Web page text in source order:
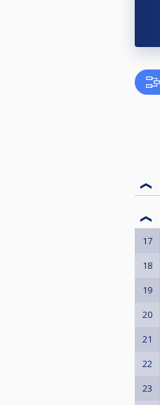
17
18
19
20
21
22
23